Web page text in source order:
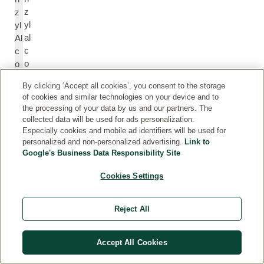
z
yl
Al
c
o
z
yl
al
c
o
ol
G
er
a
tr
al
By clicking ‘Accept all cookies’, you consent to the storage
of cookies and similar technologies on your device and to
the processing of your data by us and our partners. The
collected data will be used for ads personalization.
Especially cookies and mobile ad identifiers will be used for
personalized and non-personalized advertising. Link to
Google's Business Data Responsibility Site
Cookies Settings
Reject All
Accept All Cookies